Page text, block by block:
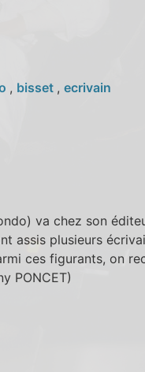
, bisset , ecrivain
va chez son
assis plusieurs
ces figurants, on
PONCET)